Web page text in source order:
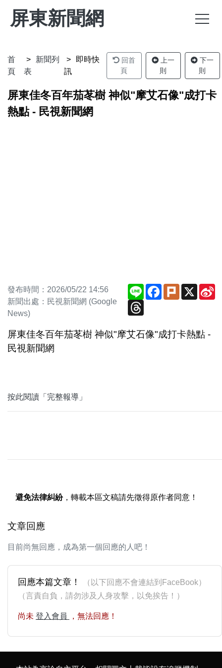
屏東新聞網
首
頁
新聞列
表
即時快
訊
回首
頁
上一
則
下一
則
屏東佳冬百年茄苳樹 神似"摩艾石像"成打卡
熱點 - 民視新聞網
發布時間：2026/05/22 14:56
新聞出處：民視新聞網 (Google
News)
Line Facebook
PlurkX
Threads
屏東佳冬百年茄苳樹 神似"摩艾石像"成打卡熱點 -
民視新聞網
按此閱讀「完整報導」
避免法律糾紛，轉載本區文稿請先徵得原作者同意！
文章回應
目前尚無回應，成為第一個回應的人吧！
回應本篇文章！
（以下回應不會連結到FaceBook）
（言責自負，請勿涉及人身攻擊，以免挨告！）
尚未 登入會員 ，無法回應！